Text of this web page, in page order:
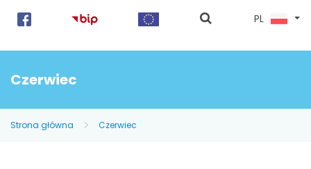
pokaż
PL
Czerwiec
Strona główna Czerwiec